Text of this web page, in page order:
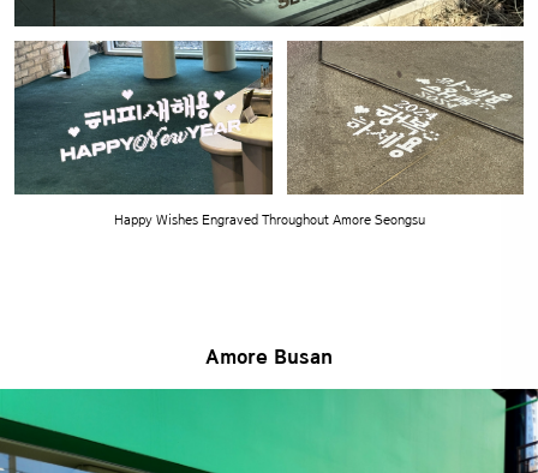
Happy Wishes Engraved Throughout Amore Seongsu
Amore Busan